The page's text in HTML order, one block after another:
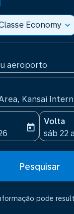
Economy expand_more
aeroporto
Kansai
date-
today
Volta
fc-
sáb 22
Pesquisar
pode